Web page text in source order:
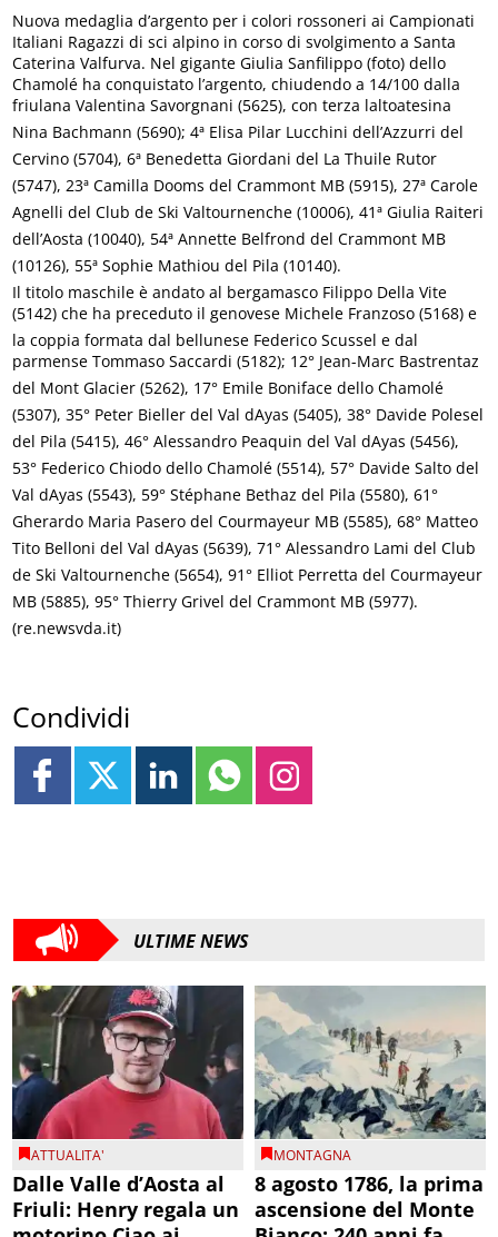
Nuova medaglia d’argento per i colori rossoneri ai Campionati
Italiani Ragazzi di sci alpino in corso di svolgimento a Santa
Caterina Valfurva. Nel gigante Giulia Sanfilippo (foto) dello
Chamolé ha conquistato l’argento, chiudendo a 14/100 dalla
friulana Valentina Savorgnani (5625), con terza laltoatesina
Nina Bachmann (5690); 4ª Elisa Pilar Lucchini dell’Azzurri del
Cervino (5704), 6ª Benedetta Giordani del La Thuile Rutor
(5747), 23ª Camilla Dooms del Crammont MB (5915), 27ª Carole
Agnelli del Club de Ski Valtournenche (10006), 41ª Giulia Raiteri
dell’Aosta (10040), 54ª Annette Belfrond del Crammont MB
(10126), 55ª Sophie Mathiou del Pila (10140).
Il titolo maschile è andato al bergamasco Filippo Della Vite
(5142) che ha preceduto il genovese Michele Franzoso (5168) e
la coppia formata dal bellunese Federico Scussel e dal
parmense Tommaso Saccardi (5182); 12° Jean-Marc Bastrentaz
del Mont Glacier (5262), 17° Emile Boniface dello Chamolé
(5307), 35° Peter Bieller del Val dAyas (5405), 38° Davide Polesel
del Pila (5415), 46° Alessandro Peaquin del Val dAyas (5456),
53° Federico Chiodo dello Chamolé (5514), 57° Davide Salto del
Val dAyas (5543), 59° Stéphane Bethaz del Pila (5580), 61°
Gherardo Maria Pasero del Courmayeur MB (5585), 68° Matteo
Tito Belloni del Val dAyas (5639), 71° Alessandro Lami del Club
de Ski Valtournenche (5654), 91° Elliot Perretta del Courmayeur
MB (5885), 95° Thierry Grivel del Crammont MB (5977).
(re.newsvda.it)
Condividi
ULTIME NEWS
ATTUALITA'
Dalle Valle d’Aosta al
Friuli: Henry regala un
MONTAGNA
8 agosto 1786, la prima
ascensione del Monte